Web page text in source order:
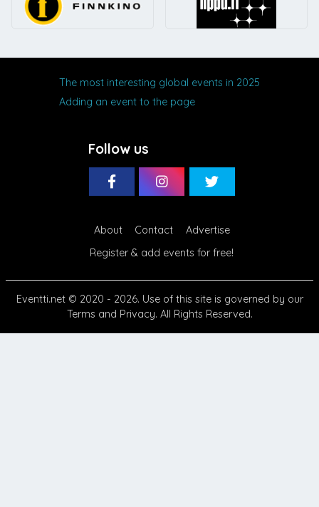
The most interesting global events in 2025
Adding an event to the page
Follow us
About Contact
Advertise
Register & add events for free!
Eventti.net© 2020 - 2026. Use of this site is governed by our
Terms and Privacy. All Rights Reserved.